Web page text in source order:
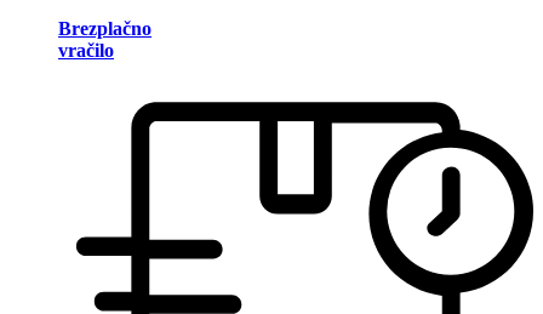
Brezplačno
vračilo